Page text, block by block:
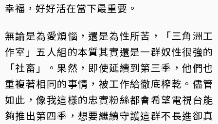
幸福，好好活在當下最重要。
無論是為愛煩惱，還是為性所苦，「三角洲工
作室」五人組的本質其實還是一群奴性很強的
「社畜」。果然，即使延續到第三季，他們也
重複著相同的事情，被工作給徹底榨乾。儘管
如此，像我這樣的忠實粉絲都會希望電視台能
夠推出第四季，想要繼續守護這群不長進卻真